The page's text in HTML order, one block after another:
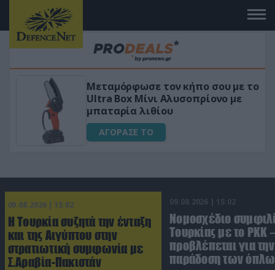
«Μαγική» φόρμουλα τριβόλι + VIP
για αύξηση της λίμπιντο
ΑΓΟΡΑΣΕ ΤΟ
09.08.2026 | 15:02
Η Τουρκία συζητά την ένταξη
και της Αιγύπτου στην
στρατιωτική συμφωνία με
Σ.Αραβία-Πακιστάν
09.08.2026 | 15:02
Νομοσχέδιο
Τουρκίας με το ΡΚΚ
προβλέπεται για την
παράδοση των